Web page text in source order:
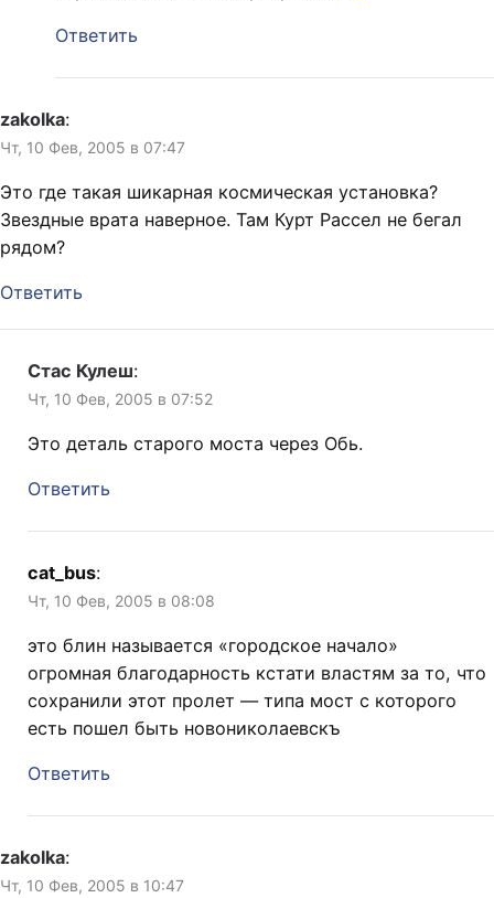
Ответить
zakolka:
Чт, 10 Фев, 2005 в 07:47
Это где такая шикарная космическая установка?
Звездные врата наверное. Там Курт Рассел не бегал
рядом?
Ответить
Стас Кулеш:
Чт, 10 Фев, 2005 в 07:52
Это деталь старого моста через Обь.
Ответить
cat_bus:
Чт, 10 Фев, 2005 в 08:08
это блин называется «городское начало»
огромная благодарность кстати властям за то, что
сохранили этот пролет — типа мост с которого
есть пошел быть новониколаевскъ
Ответить
zakolka:
Чт, 10 Фев, 2005 в 10:47